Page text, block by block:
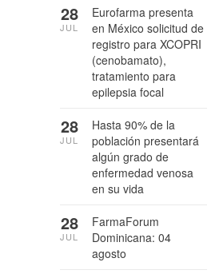
Eurofarma presenta
en México solicitud de
registro para XCOPRI
(cenobamato),
tratamiento para
epilepsia focal
28
JUL
Hasta 90% de la
población presentará
algún grado de
enfermedad venosa
en su vida
28
JUL
FarmaForum
Dominicana: 04
agosto
28
JUL